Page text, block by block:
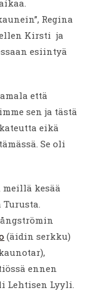
Regina
Kirsti ja
esiintyä
että
sen ja tästä
eikä
Se oli
kesää
Turusta.
(äidin serkku)
ennen
Lehtisen Lyyli.